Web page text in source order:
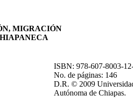
MIGRACIÓN
ISBN: 978-607-8003-
No. de páginas: 146
D.R. © 2009
Autónoma de Chiapas.